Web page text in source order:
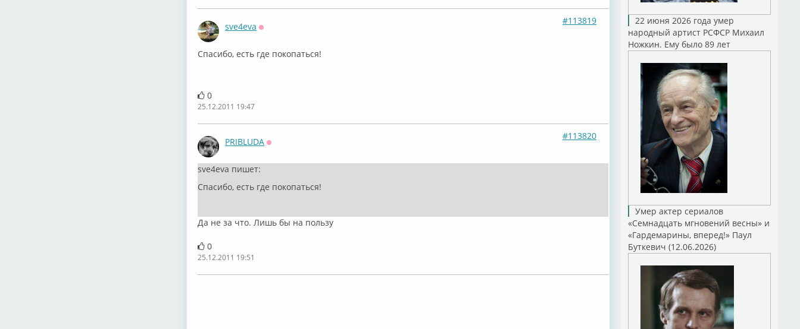
sve4eva
#113819
Спасибо, есть где покопаться!
0
25.12.2011 19:47
PRIBLUDA
#113820
sve4eva пишет:
Спасибо, есть где покопаться!
Да не за что. Лишь бы на пользу
0
25.12.2011 19:51
22 июня 2026 года умер
народный артист РСФСР Михаил
Ножкин. Ему было 89 лет
Умер актер сериалов
«Семнадцать мгновений весны» и
«Гардемарины, вперед!» Паул
Буткевич (12.06.2026)